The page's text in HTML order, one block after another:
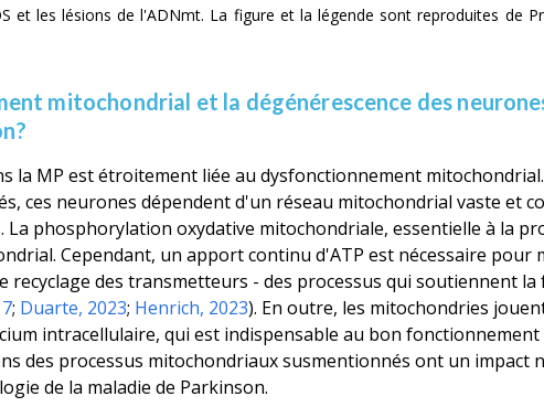
et les lésions de l'ADNmt. La figure et la légende sont reproduites de
mitochondrial et la dégénérescence des
la MP est étroitement liée au dysfonctionnement
ces neurones dépendent d'un réseau mitochondrial vaste et
phosphorylation oxydative mitochondriale, essentielle à la
Cependant, un apport continu d'ATP est nécessaire pour
des transmetteurs - des processus qui soutiennent la
; Duarte, 2023; Henrich, 2023). En outre, les mitochondries
intracellulaire, qui est indispensable au bon fonctionnement
des processus mitochondriaux susmentionnés ont un impact
de la maladie de Parkinson.